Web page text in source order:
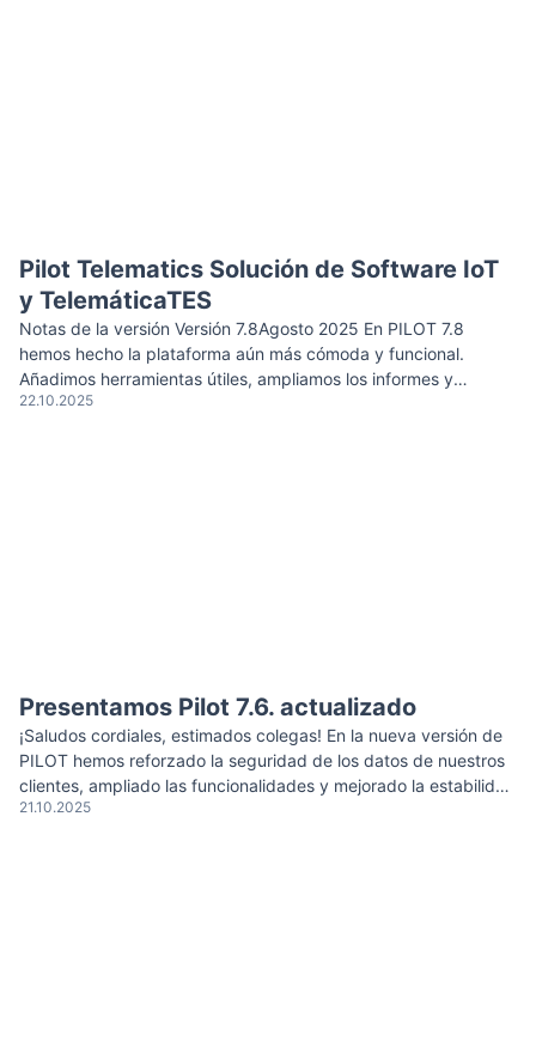
Pilot Telematics Solución de Software IoT
y TelemáticaTES
Notas de la versión Versión 7.8Agosto 2025 En PILOT 7.8
hemos hecho la plataforma aún más cómoda y funcional.
Añadimos herramientas útiles, ampliamos los informes y
mejoramos la precisión de los datos para que puedas encontrar
22.10.2025
Presentamos Pilot 7.6. actualizado
¡Saludos cordiales, estimados colegas! En la nueva versión de
PILOT hemos reforzado la seguridad de los datos de nuestros
clientes, ampliado las funcionalidades y mejorado la estabilidad
del sistema mediante nuevas capacidades y correcciones de
21.10.2025